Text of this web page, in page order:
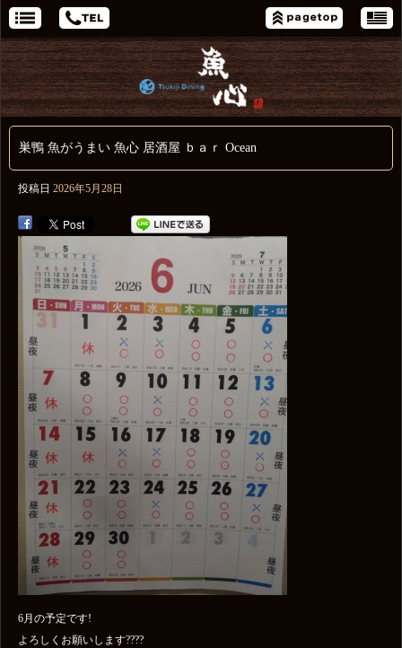
巣鴨 魚がうまい 魚心 居酒屋 ｂａｒ Ocean
投稿日 2026年5月28日
6月の予定です!
よろしくお願いします????